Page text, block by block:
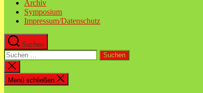
Archiv
Symposium
Impressum/Datenschutz
Suchen
Suchen
nach:
Suche
schließen
Menü schließen